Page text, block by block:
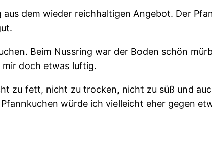
dem wieder reichhaltigen Angebot. Der
Beim Nussring war der Boden schön
mir doch etwas luftig.
zu fett, nicht zu trocken, nicht zu süß und
würde ich vielleicht eher gegen